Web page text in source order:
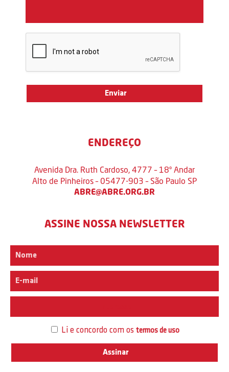
ENDEREÇO
Avenida Dra. Ruth Cardoso, 4777 – 18º Andar
Alto de Pinheiros – 05477-903 – São Paulo SP
ABRE@ABRE.ORG.BR
ASSINE NOSSA NEWSLETTER
Li e concordo com os termos de uso